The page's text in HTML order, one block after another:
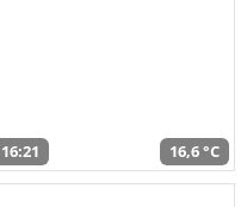
16:21 16,6 °C